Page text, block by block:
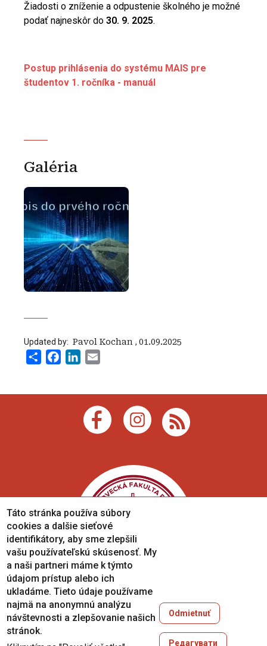
Žiadosti o zníženie a odpustenie školného je možné
podať najneskôr do 30. 9. 2025.
Postup prihlásenia do systému MAIS pre
študentov 1. ročníka - manuál
Galéria
Updated by: ‍ Pavol Kochan , 01.09.2025
Share FacebookLinkedIn
Copyright © 2005-2026
University of Prešov in Prešov
Táto stránka používa súbory
cookies a dalšie sieťové
identifikátory, aby sme zlepšili
vašu používateľskú skúsenosť. My
a naši partneri máme k týmto
údajom prístup alebo ich
ukladáme. Tieto údaje používame
najmä na anonymnú analýzu
návštevnosti a zlepšovanie našich
stránok.
Odmietnuť
Редагувати